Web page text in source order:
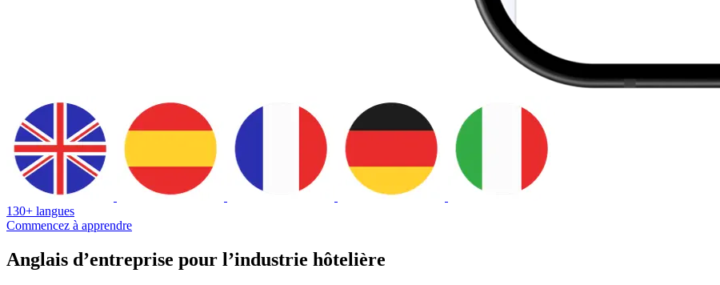
130+ langues
Commencez à apprendre
Anglais d’entreprise pour l’industrie hôtelière